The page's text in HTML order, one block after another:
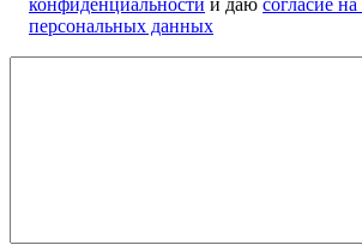
конфиденциальности и даю согласие
персональных данных